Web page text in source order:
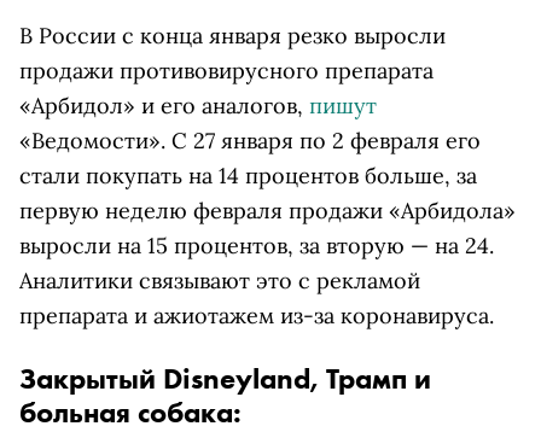
В России с конца января резко выросли
продажи противовирусного препарата
«Арбидол» и его аналогов, пишут
«Ведомости». С 27 января по 2 февраля его
стали покупать на 14 процентов больше, за
первую неделю февраля продажи «Арбидола»
выросли на 15 процентов, за вторую — на 24.
Аналитики связывают это с рекламой
препарата и ажиотажем из-за коронавируса.
Закрытый Disneyland, Трамп и
больная собака: